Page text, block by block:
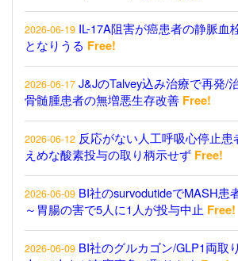
2026-06-19 IL-17A阻害が癌患者の静脈血
となりうる Free!
2026-06-17 J&JのTalvey込み治療で再発/
骨髄腫患者の無増悪生存改善 Free!
2026-06-12 反応がない人工呼吸心停止
えめな酸素投与の取り柄示せず Free!
2026-06-09 BI社のsurvodutideでMASH患
～胃腸の害で5人に1人が投与中止 Free!
2026-06-09 BI社のグルカゴン/GLP1両取